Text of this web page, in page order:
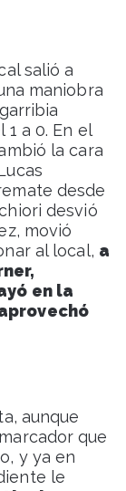
salió a
maniobra
a 0. En el
la cara
desde
desvió
movió
al local, a
en la
aunque
que
y ya en
le